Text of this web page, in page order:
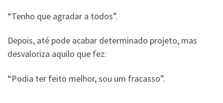
“Tenho que agradar a todos”.
Depois, até pode acabar determinado projeto, mas
desvaloriza aquilo que fez:
“Podia ter feito melhor, sou um fracasso”.